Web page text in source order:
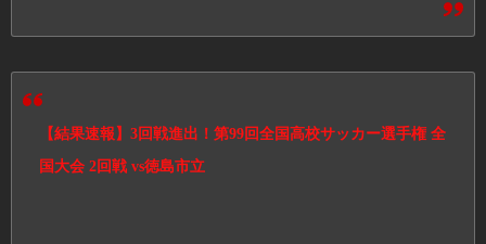
【結果速報】3回戦進出！第99回全国高校サッカー選手権 全
国大会 2回戦 vs徳島市立